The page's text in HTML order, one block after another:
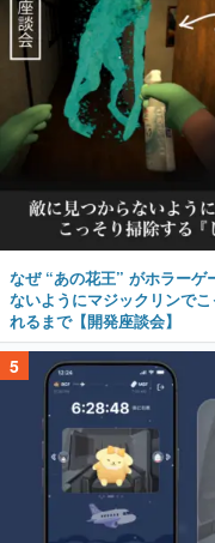
なぜ “あの花王” がホラーゲ
ないようにマジックリンで
れるまで【開発座談会】
5